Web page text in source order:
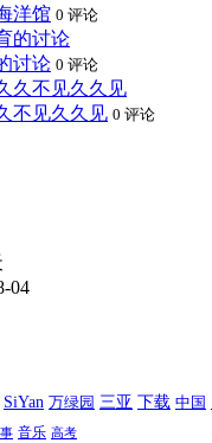
洋馆 0 评论
讨论 0 评论
不见久久见 0 评论
04
SiYan 万绿园 三亚 下载 中国
音乐 高考